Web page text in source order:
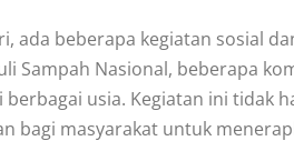
ada beberapa kegiatan sosial
Sampah Nasional, beberapa
usia. Kegiatan ini tidak
bagi masyarakat untuk